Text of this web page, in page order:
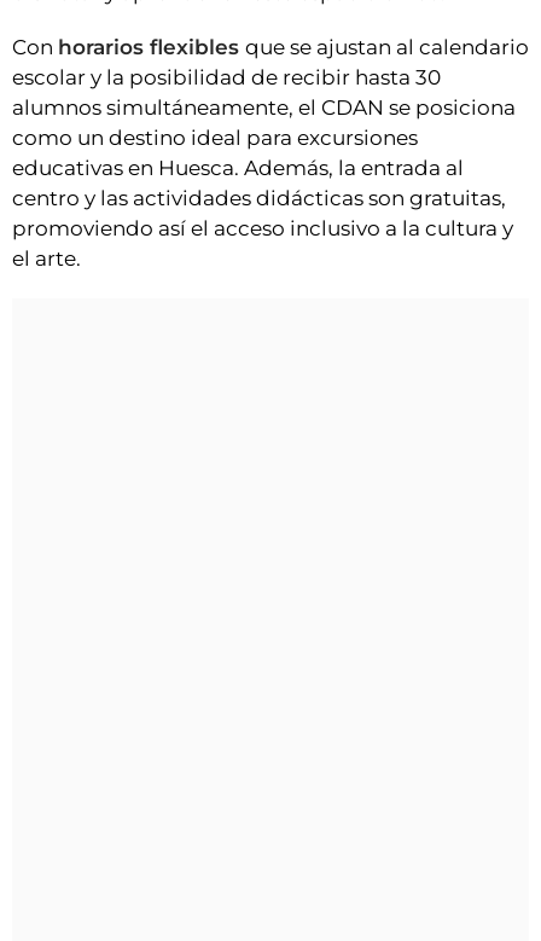
Con horarios flexibles que se ajustan al calendario
escolar y la posibilidad de recibir hasta 30
alumnos simultáneamente, el CDAN se posiciona
como un destino ideal para excursiones
educativas en Huesca. Además, la entrada al
centro y las actividades didácticas son gratuitas,
promoviendo así el acceso inclusivo a la cultura y
el arte.